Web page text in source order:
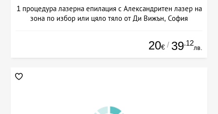
1 процедура лазерна епилация с Александритен лазер на
зона по избор или цяло тяло от Ди Вижън, София
20€ / 39.12
лв.